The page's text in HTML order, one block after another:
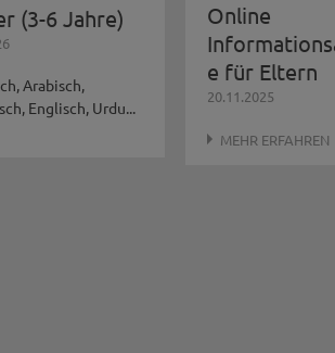
(3-6 Jahre)
Arabisch,
Englisch, Urdu...
Online
e für Eltern
20.11.2025
MEHR ERFAHREN